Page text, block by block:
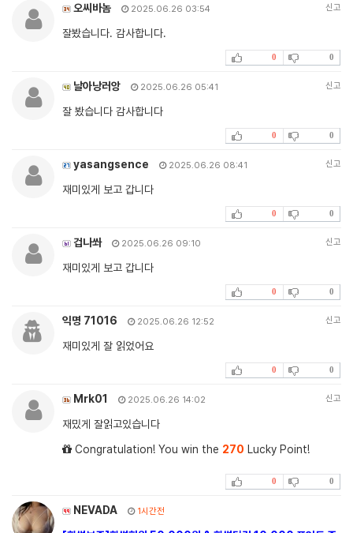
오씨바놈 2025.06.26 03:54 신고
잘봤습니다. 감사합니다.
0 0
날아낭러앙 2025.06.26 05:41 신고
잘 봤습니다 감사합니다
0 0
yasangsence 2025.06.26 08:41 신고
재미있게 보고 갑니다
0 0
겁나쏴 2025.06.26 09:10 신고
재미있게 보고 갑니다
0 0
익명 71016 2025.06.26 12:52 신고
재미있게 잘 읽었어요
0 0
Mrk01 2025.06.26 14:02 신고
재밌게 잘읽고있습니다
Congratulation! You win the 270 Lucky Point!
0 0
NEVADA 1시간전